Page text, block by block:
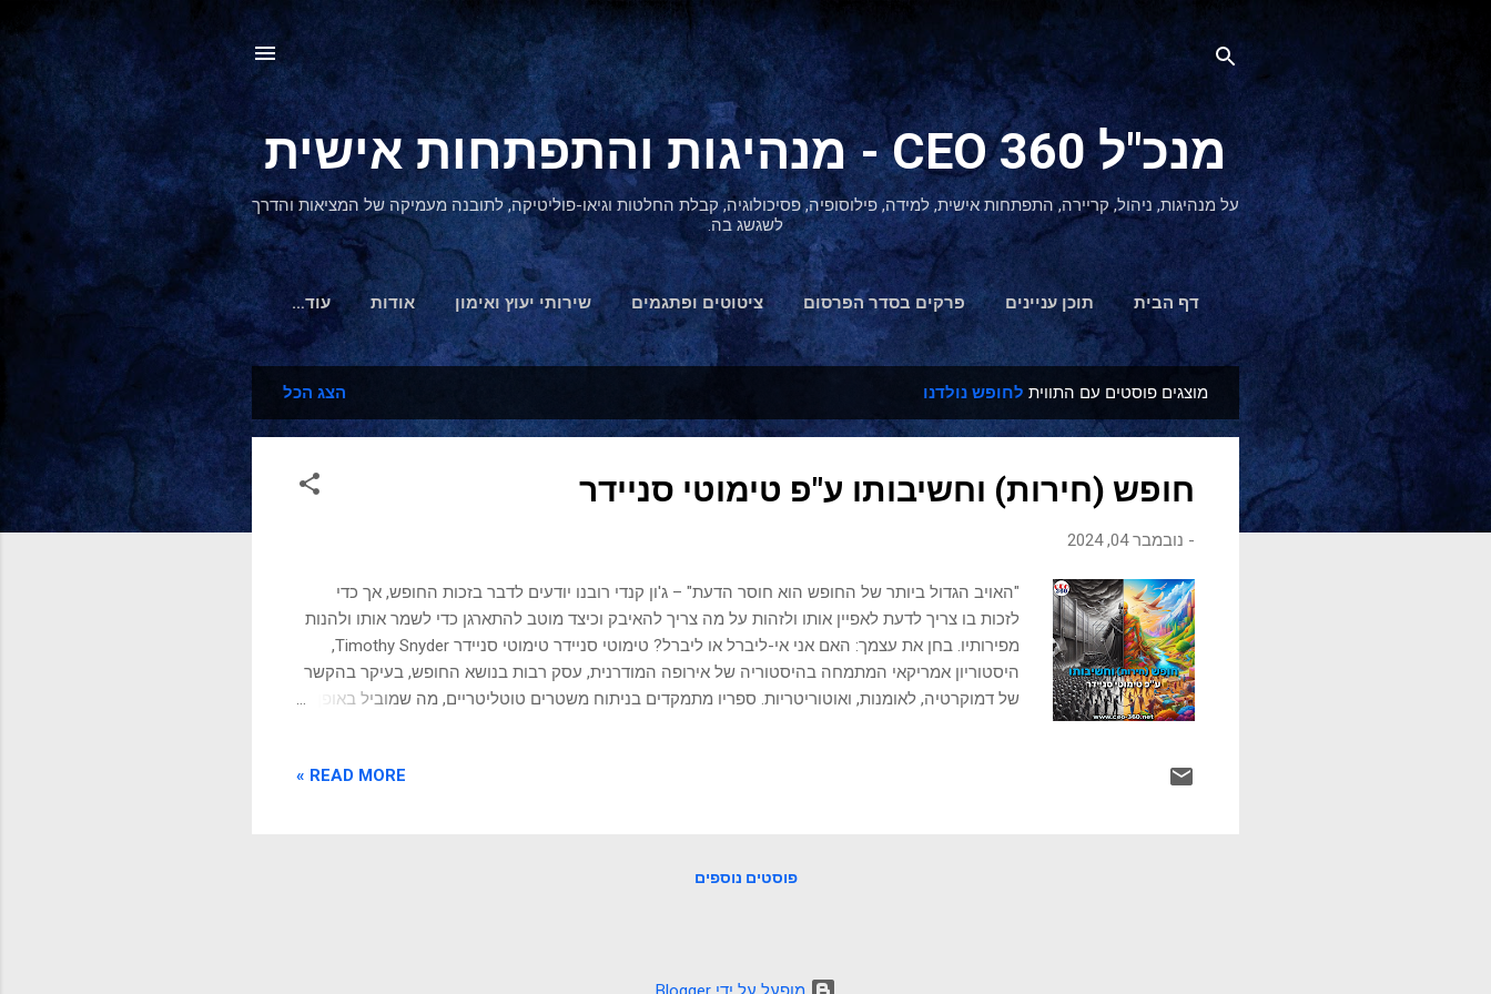
דילוג לתוכן הראשי
מנכ"ל 360 CEO - מנהיגות והתפתחות אישית
על מנהיגות, ניהול, קריירה, התפתחות אישית, למידה, פילוסופיה, פסיכולוגיה, קבלת החלטות וגיאו-פוליטיקה, לתובנה מעמיקה של המציאות והדרך
לשגשג בה.
דף הבית תוכן עניינים פרקים בסדר הפרסום ציטוטים ופתגמים שירותי יעוץ ואימון אודות ‏עוד…
הצהרת נגישות
ש
מוצגים פוסטים עם התווית לחופש נולדנו הצג הכל
חופש (חירות) וחשיבותו ע"פ טימוטי סניידר
- נובמבר 04, 2024
"האויב הגדול ביותר של החופש הוא חוסר הדעת" – ג'ון קנדי רובנו יודעים לדבר בזכות החופש, אך כדי
לזכות בו צריך לדעת לאפיין אותו ולזהות על מה צריך להאיבק וכיצד מוטב להתארגן כדי לשמר אותו ולהנות
מפירותיו. בחן את עצמך: האם אני אי-ליברל או ליברל? טימוטי סניידר טימוטי סניידר Timothy Snyder,
היסטוריון אמריקאי המתמחה בהיסטוריה של אירופה המודרנית, עסק רבות בנושא החופש, בעיקר בהקשר
של דמוקרטיה, לאומנות, ואוטוריטריות. ספריו מתמקדים בניתוח משטרים טוטליטריים, מה שמוביל באופן
שבהן הם חיים. הוא מדבר על כך שההיסטוריה מלמדת אותנו שהמאבק על החופש הוא תמידי, וישREAD MORE »
פוסטים נוספים